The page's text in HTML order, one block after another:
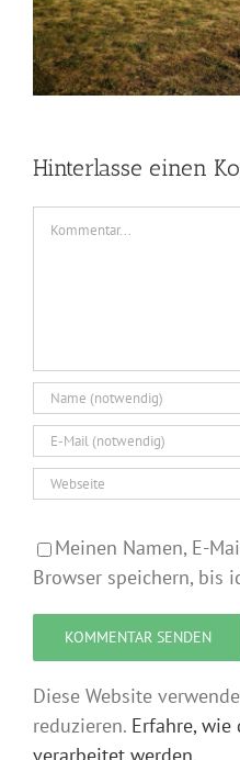
Hinterlasse einen
Kommentar
Meinen Namen, E-
Browser speichern, bis
Diese Website
reduzieren. Erfahre, wie